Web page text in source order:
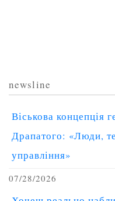
newsline
Віськова концепція
Драпатого: «Люди,
управління»
07/28/2026